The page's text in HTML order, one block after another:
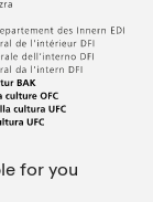
for you